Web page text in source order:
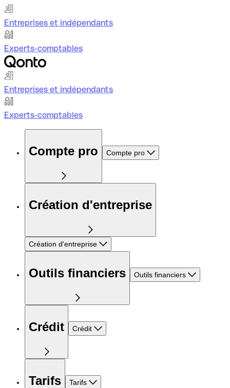
Entreprises et indépendants
Experts-comptables
Entreprises et indépendants
Experts-comptables
Compte pro Compte pro
Création d'entreprise
Création d'entreprise
Outils financiers Outils financiers
Crédit Crédit
Tarifs Tarifs